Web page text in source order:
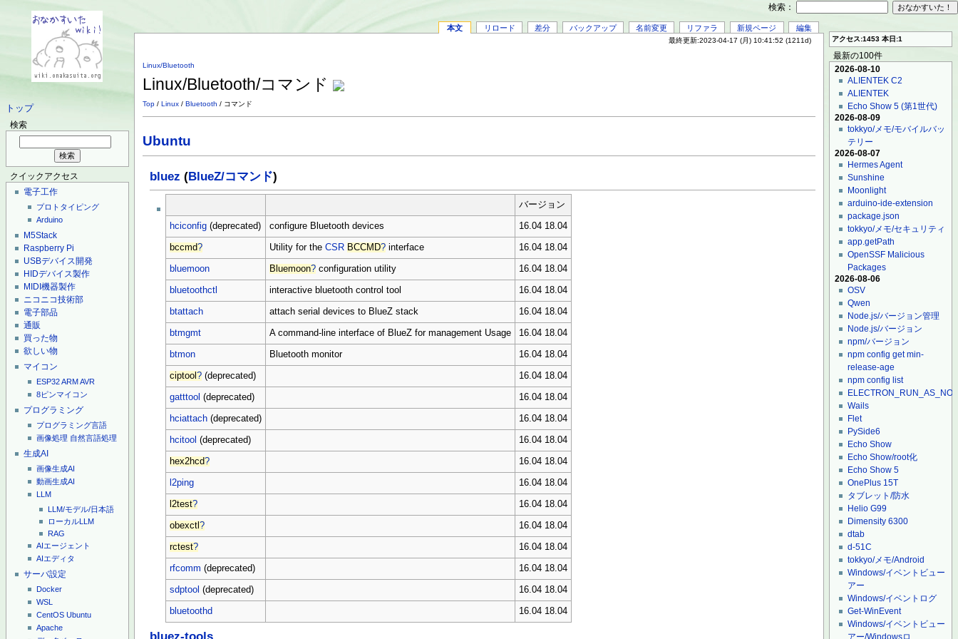
トップ
検索
クイックアクセス
電子工作
プロトタイピング
Arduino
M5Stack
Raspberry Pi
USBデバイス開発
HIDデバイス製作
MIDI機器製作
ニコニコ技術部
電子部品
通販
買った物
欲しい物
マイコン
ESP32ARMAVR
8ピンマイコン
プログラミング
プログラミング言語
画像処理 自然言語処理
生成AI
画像生成AI
動画生成AI
LLM
LLM/モデル/日本語
ローカルLLM
RAG
AIエージェント
AIエディタ
サーバ設定
Docker
WSL
CentOS Ubuntu
Apache
本文 リロード 差分 バックアップ 名前変更 リファラ 新規ページ 編集
最終更新:2023-04-17 (月) 10:41:52 (1211d)
Linux/Bluetooth
Linux/Bluetooth/コマンド
Top /Linux /Bluetooth / コマンド
Ubuntu
bluez (BlueZ/コマンド)
バージョン
hciconfig (deprecated) configure Bluetooth devices 16.04 18.04
bccmd? Utility for theCSR BCCMD? interface 16.04 18.04
bluemoon Bluemoon? configuration utility 16.04 18.04
bluetoothctl interactive bluetooth control tool 16.04 18.04
btattach attach serial devices to BlueZ stack 16.04 18.04
btmgmt A command-line interface of BlueZ for management Usage 16.04 18.04
btmon Bluetooth monitor 16.04 18.04
ciptool? (deprecated) 16.04 18.04
gatttool (deprecated) 16.04 18.04
hciattach (deprecated) 16.04 18.04
hcitool (deprecated) 16.04 18.04
hex2hcd? 16.04 18.04
l2ping 16.04 18.04
l2test? 16.04 18.04
obexctl? 16.04 18.04
rctest? 16.04 18.04
rfcomm (deprecated) 16.04 18.04
sdptool (deprecated) 16.04 18.04
bluetoothd 16.04 18.04
アクセス:1453 本日:1
最新の100件
2026-08-10
ALIENTEK C2
ALIENTEK
Echo Show 5 (第1世代)
2026-08-09
tokkyo/メモ/モバイルバッ
テリー
2026-08-07
Hermes Agent
Sunshine
Moonlight
arduino-ide-extension
package.json
tokkyo/メモ/セキュリティ
app.getPath
OpenSSF Malicious
Packages
2026-08-06
OSV
Qwen
Node.js/バージョン管理
Node.js/バージョン
npm/バージョン
npm config get min-
release-age
npm config list
Wails
Flet
PySide6
Echo Show
Echo Show/root化
Echo Show 5
OnePlus 15T
タブレット/防水
Helio G99
Dimensity 6300
dtab
d-51C
tokkyo/メモ/Android
Windows/イベントビュー
アー
Windows/イベントログ
Get-WinEvent
Windows/イベントビュー
検索：